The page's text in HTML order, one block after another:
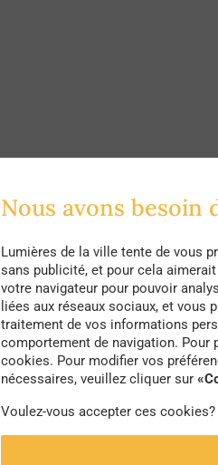
Nous avons
Lumières de la ville tente de vous
sans publicité, et pour cela
votre navigateur pour pouvoir
liées aux réseaux sociaux, et vous
traitement de vos informations
comportement de navigation.
cookies. Pour modifier vos
nécessaires, veuillez cliquer sur
Voulez-vous accepter ces cookies?